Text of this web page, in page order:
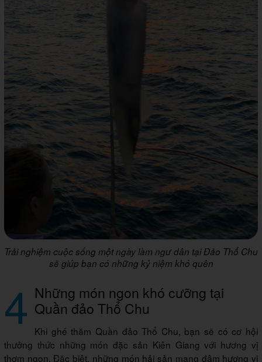
Trải nghiệm cuộc sống một ngày làm ngư dân tại Đảo Thổ Chu
sẽ giúp bạn có những kỷ niệm khó quên
4 Những món ngon khó cưỡng tại
Quần đảo Thổ Chu
Khi ghé thăm Quần đảo Thổ Chu, bạn sẽ có cơ hội
thưởng thức những món đặc sản Kiên Giang với hương vị
thơm ngon. Đặc biệt, những món hải sản mang đậm hương vị